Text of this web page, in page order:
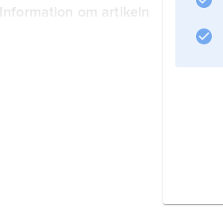
Information om artikeln